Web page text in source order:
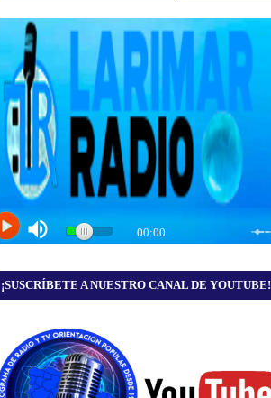
¡SUSCRÍBETE A NUESTRO CANAL DE YOUTUBE!